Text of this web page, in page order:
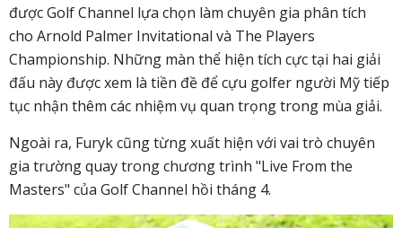
được Golf Channel lựa chọn làm chuyên gia phân tích
cho Arnold Palmer Invitational và The Players
Championship. Những màn thể hiện tích cực tại hai giải
đấu này được xem là tiền đề để cựu golfer người Mỹ tiếp
tục nhận thêm các nhiệm vụ quan trọng trong mùa giải.
Ngoài ra, Furyk cũng từng xuất hiện với vai trò chuyên
gia trường quay trong chương trình "Live From the
Masters" của Golf Channel hồi tháng 4.